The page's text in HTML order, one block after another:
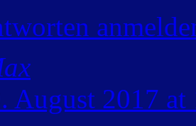
August 2017 at